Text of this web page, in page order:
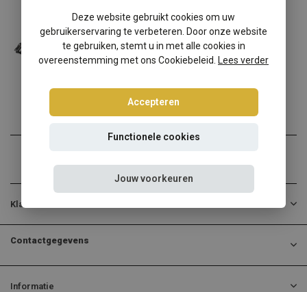
Honda Jazz II schroefset
Honda Jazz II? Kies dan v...
€624,95
Klantenservice
Contactgegevens
Informatie
Deze website gebruikt cookies om uw
gebruikerservaring te verbeteren. Door onze website
te gebruiken, stemt u in met alle cookies in
overeenstemming met ons Cookiebeleid.
Lees verder
Accepteren
Functionele cookies
Jouw voorkeuren